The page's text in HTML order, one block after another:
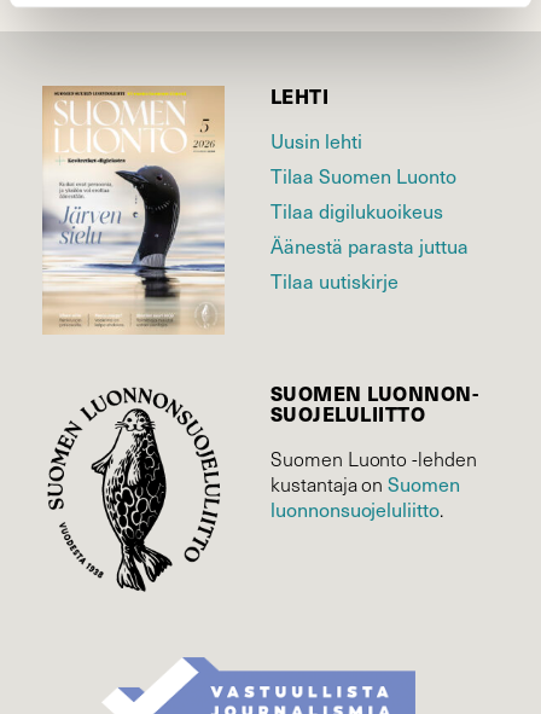
LEHTI
Uusin lehti
Tilaa Suomen Luonto
Tilaa digilukuoikeus
Äänestä parasta juttua
Tilaa uutiskirje
SUOMEN LUONNON­
SUOJELU­LIITTO
Suomen Luonto -lehden
kustantaja onSuomen
luonnonsuojelu­liitto.